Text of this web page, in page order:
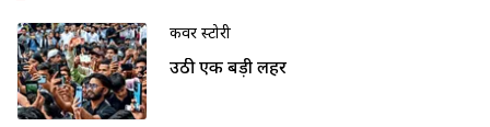
कवर स्टोरी
उठी एक बड़ी लहर